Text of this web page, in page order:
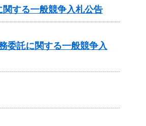
する一般競争入札公告
委託に関する一般競争入